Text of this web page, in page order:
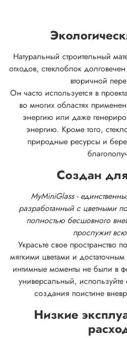
Натуральный строительный
отходов, стеклоблок
вторичной
Он часто используется в
во многих областях
энергию или даже
энергию. Кроме того,
природные ресурсы и
Создан
MyMiniGlass -
разработанный с цветными
полностью бесшовного
прослужит
Украсьте свое пространство
мягкими цветами и
интимные моменты не были в
универсальный,
создания поистине
Низкие